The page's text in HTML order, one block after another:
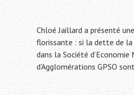
Chloé Jaillard a présenté
florissante : si la dette de
dans la Société
d’Agglomérations GPSO